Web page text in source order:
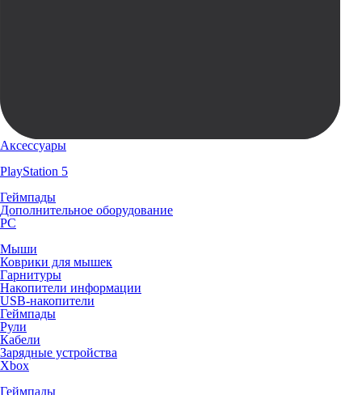
Аксессуары
PlayStation 5
Геймпады
Дополнительное оборудование
PC
Мыши
Коврики для мышек
Гарнитуры
Накопители информации
USB-накопители
Геймпады
Рули
Кабели
Зарядные устройства
Xbox
Геймпады